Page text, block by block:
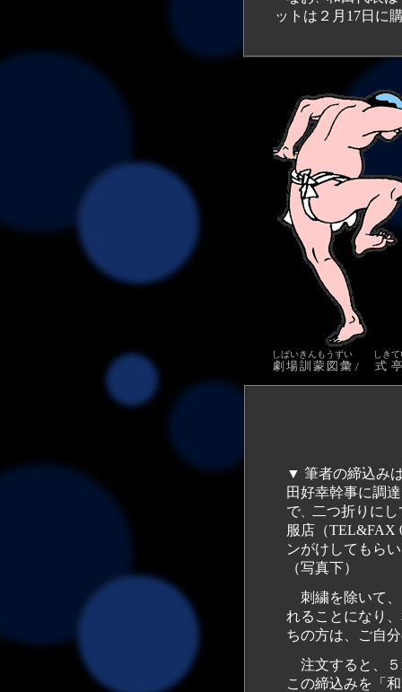
劇場訓蒙図彙
しばいきんもうずい
/ 式
しき
▼ 筆者の締込み
田好幸幹事に調
で、
二つ折りに
服店（TEL&FAX
ンがけしてもら
（写真下）
刺繍を除いて、
れることになり
ちの方は、ご自
注文すると、５
この締込みを「